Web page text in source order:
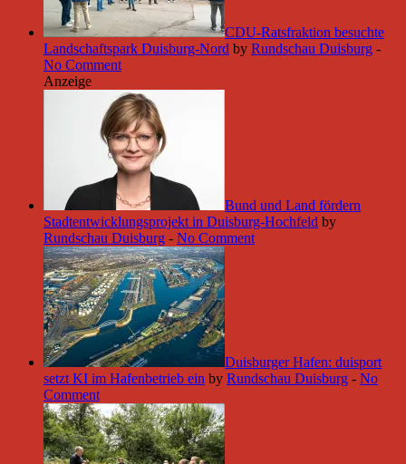
CDU-Ratsfraktion besuchte
Landschaftspark Duisburg-Nord by Rundschau Duisburg -
No Comment
Anzeige
Bund und Land fördern
Stadtentwicklungsprojekt in Duisburg-Hochfeld by
Rundschau Duisburg - No Comment
Duisburger Hafen: duisport
setzt KI im Hafenbetrieb ein by Rundschau Duisburg - No
Comment